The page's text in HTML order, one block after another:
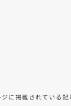
に掲載されている